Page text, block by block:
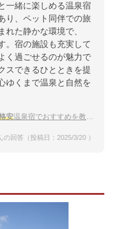
一緒に楽しめる温泉宿
り、ペット同伴での旅
た静かな環境で、
。宿の施設も充実して
く過ごせるのが魅力で
スできるひとときを提
ゆくまで温泉と自然を
安温泉宿でおすすめを教えて
の回答（投稿日：2025/3/20 ）